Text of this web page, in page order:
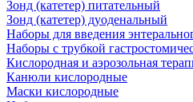
Зонд (катетер) питательный
Зонд (катетер) дуоденальный
Наборы для введения
Наборы с трубкой
Кислородная и аэрозольная
Канюли кислородные
Маски кислородные